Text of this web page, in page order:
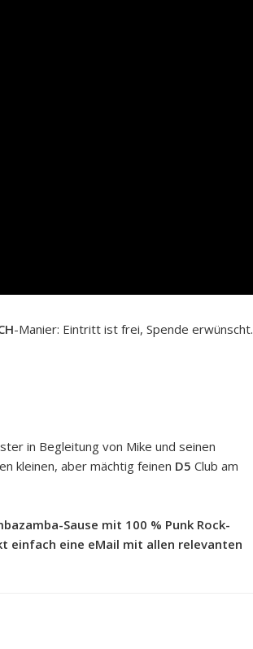
-Manier: Eintritt ist frei, Spende erwünscht.
in Begleitung von Mike und seinen
kleinen, aber mächtig feinen D5 Club am
Sause mit 100 % Punk Rock-
einfach eine eMail mit allen relevanten